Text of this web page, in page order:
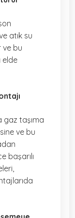
atık su
ve bu
elde
gaz taşıma
ve bu
başarılı